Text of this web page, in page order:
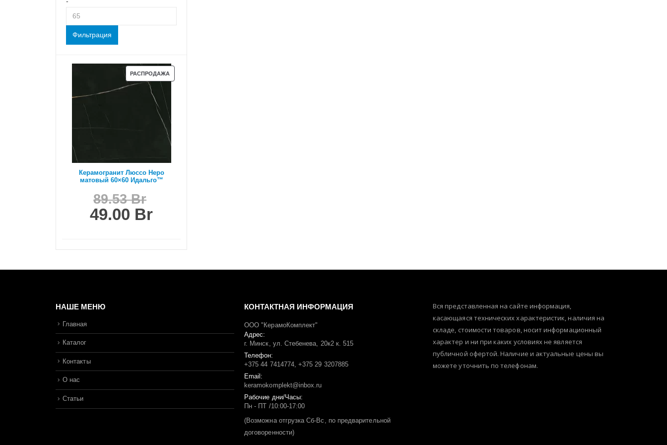
Фильтрация
РАСПРОДАЖА
Керамогранит Люссо Неро
матовый 60×60 Идальго™
89.53Br
цена
89.53 Br.
49.00 BrТекущая
49.00 Br.
НАШЕ МЕНЮ
Главная
Каталог
Контакты
О нас
Статьи
КОНТАКТНАЯ ИНФОРМАЦИЯ
ООО "КерамоКомплект"
Адрес:
г. Минск, ул. Стебенева, 20к2 к. 515
Телефон:
+375 44 7414774, +375 29 3207885
Email:
keramokomplekt@inbox.ru
Рабочие дни/Часы:
Пн - ПТ /10:00-17:00
(Возможна отгрузка Сб-Вс, по предварительной
договоренности)
Вся представленная на сайте информация,
касающаяся технических характеристик, наличия на
складе, стоимости товаров, носит информационный
характер и ни при каких условиях не является
публичной офертой. Наличие и актуальные цены вы
можете уточнить по телефонам.